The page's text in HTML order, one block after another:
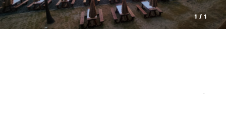
편의시설
1 / 1